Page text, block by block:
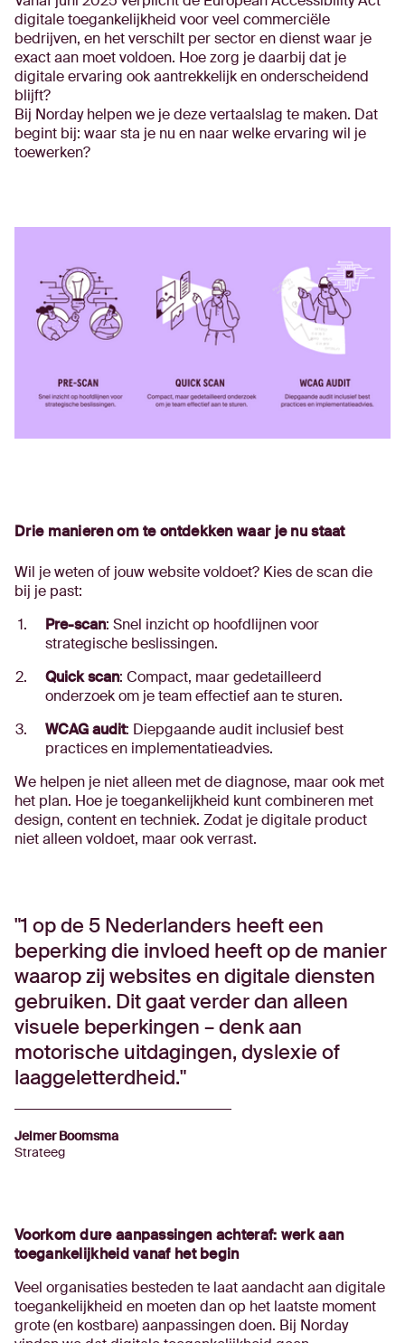
digitale toegankelijkheid voor veel commerciële
bedrijven, en het verschilt per sector en dienst waar je
exact aan moet voldoen. Hoe zorg je daarbij dat je
digitale ervaring ook aantrekkelijk en onderscheidend
blijft?
Bij Norday helpen we je deze vertaalslag te maken. Dat
begint bij: waar sta je nu en naar welke ervaring wil je
toewerken?
Drie manieren om te ontdekken waar je nu staat
Wil je weten of jouw website voldoet? Kies de scan die
bij je past:
Pre-scan: Snel inzicht op hoofdlijnen voor
strategische beslissingen.
Quick scan: Compact, maar gedetailleerd
onderzoek om je team effectief aan te sturen.
WCAG audit: Diepgaande audit inclusief best
practices en implementatieadvies.
We helpen je niet alleen met de diagnose, maar ook met
het plan. Hoe je toegankelijkheid kunt combineren met
design, content en techniek. Zodat je digitale product
niet alleen voldoet, maar ook verrast.
1 op de 5 Nederlanders heeft een
beperking die invloed heeft op de manier
waarop zij websites en digitale diensten
gebruiken. Dit gaat verder dan alleen
visuele beperkingen – denk aan
motorische uitdagingen, dyslexie of
laaggeletterdheid.
Jelmer Boomsma
Strateeg
Voorkom dure aanpassingen achteraf: werk aan
toegankelijkheid vanaf het begin
Veel organisaties besteden te laat aandacht aan digitale
toegankelijkheid en moeten dan op het laatste moment
grote (en kostbare) aanpassingen doen. Bij Norday